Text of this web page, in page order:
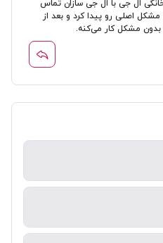
ال جی با ال جی سازان تماس
مشکل اصلی رو پیدا کرد و بعد از
مشکل کار می‌کنه.